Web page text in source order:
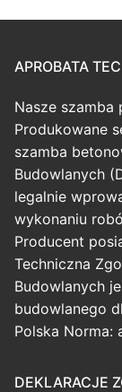
APROBATA
Nasze szamba
Produkowane
szamba
Budowlanych
legalnie
wykonaniu
Producent
Techniczna
Budowlanych
budowlanego
Polska Norma:
DEKLARACJE